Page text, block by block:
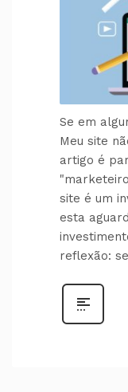
Se em
Meu site
artigo é
site é um
esta
reflexão: